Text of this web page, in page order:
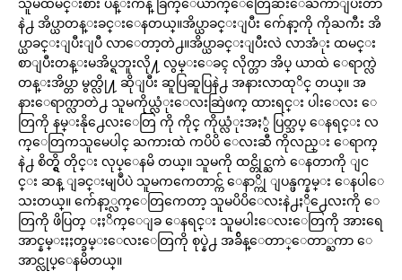
နဲ႕ အိပ္ယာတန္းခင္းေနတယ္။အိပ္ယာခင္းျပီး က်ေနာ့ကို ကိုႀကီး အိ
ပ္ယာခင္းျပီးျပီ လာေတာ့တဲ႕။အိပ္ယာခင္းျပီးလဲ လာအံုး ထမင္း
စာျပီးတန္းမအိပ္ရဘူးလို႔ လွမ္းေခၚ လိုက္တာ အိပ္ ယာထဲ ေရာက္လဲ
တန္းအိပ္တာ မွတ္လို႔ ဆိုျပီး ဆူပြဆူပြနဲ႕ အနားလာထုိင္ တယ္။ အ
နားေရာက္လာတဲ႕ သူမကိုယ္လံုးေလးဆြဲဖက္ ထားရင္း ပါးေလး ေ
တြကို နမ္းနို႕ေလးေတြ ကို ကိုင္ ကိုယ္လံုးအႏွံ ပြတ္သပ္ ေနရင္း လ
က္ေတြကသူမေပါင္ ႀကားထဲ ကပိပိ ေလးဆီ ကိုလည္း ေရာက္
နဲ႕ စိတ္ရွိ တိုင္း လုပ္ေနမိ တယ္။ သူမကို ထင္တိုင္ႀကဲ ေနတာကို ျင
င္း ဆန္ ျခင္းမျပဳပဲ သူမကကေတာင္က် ေနာ္ကို ျပန္ဖက္နမ္း ေနပါေ
သးတယ္။ က်ေနာ့္လက္ေတြကေတာ့ သူမပိပိေလးနဲ႕ႏို႕ေလးကို ေ
တြကို ဖိပြတ္ ႏႈိက္ေျခ ေနရင္း သူမပါးေလးေတြကို အားရေ
အာင္နမ္းႏႈတ္ခမ္းေလးေတြကို စုပ္နဲ႕ အခ်ိန္ေတာ္ေတာ္ႀကာ ေ
အာင္လုပ္ေနမိတယ္။